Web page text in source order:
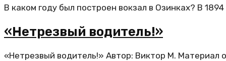
В каком году был построен вокзал в Озинках? В
«Нетрезвый водитель!»
«Нетрезвый водитель!» Автор: Виктор М. Материал